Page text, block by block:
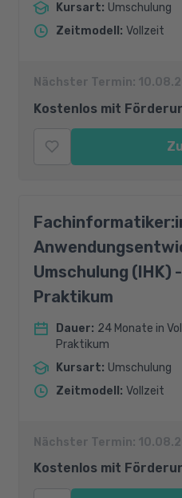
Kursart: Umschulung
Zeitmodell : Vollzeit
Nächster Termin:
Kostenlos mit
Umschulung (IHK)
Praktikum
Dauer: 24 Monate in
Praktikum
Kursart: Umschulung
Zeitmodell : Vollzeit
Nächster Termin:
Kostenlos mit